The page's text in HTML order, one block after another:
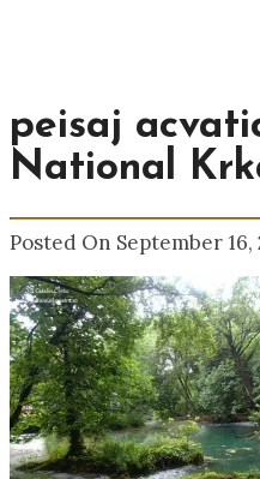
peisaj
National
Posted On September 16,